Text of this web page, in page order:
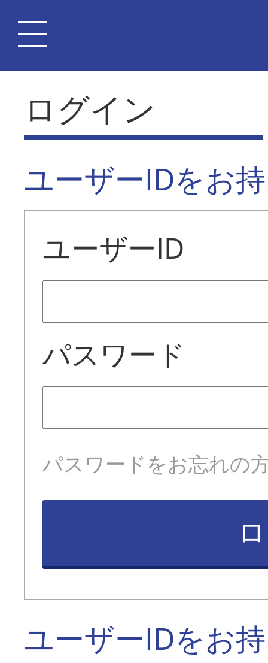
ログイン
ユーザーIDをお
ユーザーID
パスワード
パスワードをお忘れの
ユーザーIDをお